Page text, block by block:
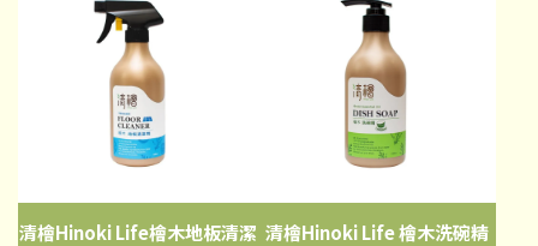
清檜Hinoki Life檜木地板清潔 清檜Hinoki Life 檜木洗碗精